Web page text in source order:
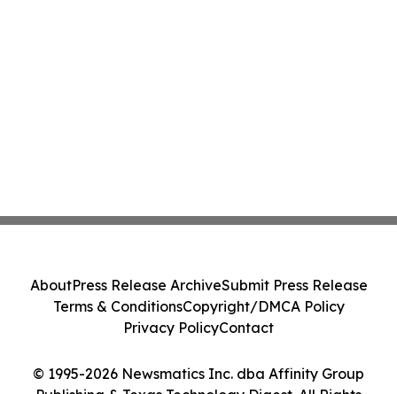
© 1995-2026 Newsmatics Inc. dba Affinity Group
AboutPress Release ArchiveSubmit Press Release
Terms & ConditionsCopyright/DMCA Policy
Privacy PolicyContact